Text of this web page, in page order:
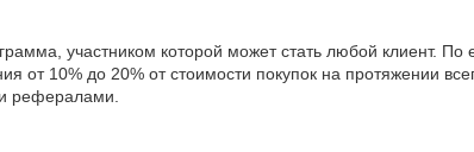
участником которой может стать любой клиент. По
от 10% до 20% от стоимости покупок на протяжении
рефералами.